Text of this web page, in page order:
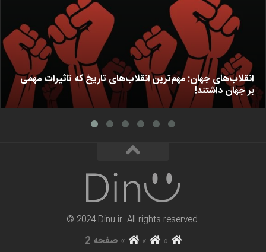
انقلاب‌های جهان: مهم‌ترین انقلاب‌های تاریخ که تاثیرات مهمی
بر جهان داشتند!
© 2024 Dinu.ir. All rights reserved.
»
»
»صفحه 2